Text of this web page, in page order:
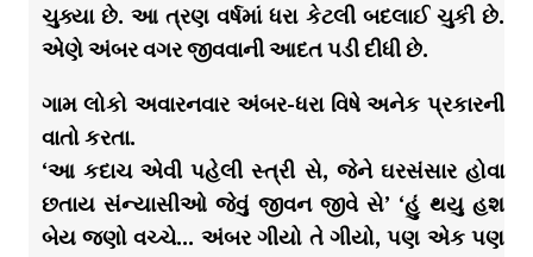
ચુક્યા છે. આ ત્રણ વર્ષમાં ધરા કેટલી બદલાઈ ચુકી છે.
એણે અંબર વગર જીવવાની આદત પડી દીધી છે.
ગામ લોકો અવારનવાર અંબર-ધરા વિષે અનેક પ્રકારની
વાતો કરતા.
‘આ કદાચ એવી પહેલી સ્ત્રી સે, જેને ઘરસંસાર હોવા
છતાય સંન્યાસીઓ જેવું જીવન જીવે સે’ ‘હું થયુ હશ
બેય જણો વચ્ચે… અંબર ગીયો તે ગીયો, પણ એક પણ